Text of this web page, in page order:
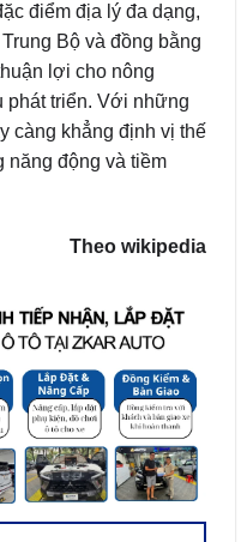
điểm địa lý đa dạng,
Bộ và đồng bằng
lợi cho nông
phát triển. Với những
càng khẳng định vị thế
năng động và tiềm
Theo wikipedia